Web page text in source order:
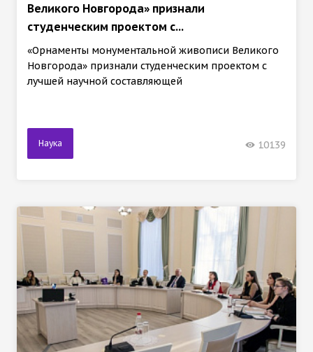
Великого Новгорода» признали
студенческим проектом с...
«Орнаменты монументальной живописи Великого
Новгорода» признали студенческим проектом с
лучшей научной составляющей
Наука 10139